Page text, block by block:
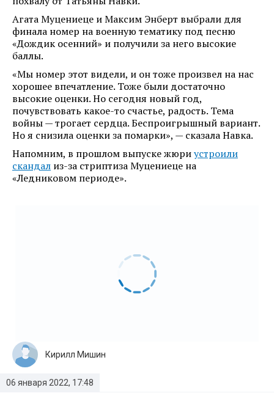
Агата Муцениеце и Максим Энберт выбрали для
финала номер на военную тематику под песню
«Дождик осенний» и получили за него высокие
баллы.
«Мы номер этот видели, и он тоже произвел на нас
хорошее впечатление. Тоже были достаточно
высокие оценки. Но сегодня новый год,
почувствовать какое-то счастье, радость. Тема
войны — трогает сердца. Беспроигрышный вариант.
Но я снизила оценки за помарки», — сказала Навка.
Напомним, в прошлом выпуске жюриустроили
скандал из-за стриптиза Муцениеце на
«Ледниковом периоде».
06 января 2022, 17:48
Кирилл Мишин